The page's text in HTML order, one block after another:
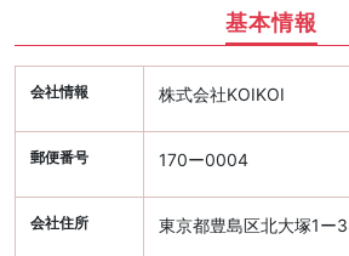
基本情報
会社情報 株式会社KOIKOI
郵便番号 170ー0004
会社住所 東京都豊島区北大塚1ー